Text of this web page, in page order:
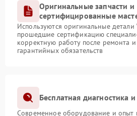
Оригинальные запчасти и
сертифицированные
Используются оригинальные детали
прошедшие сертификацию
корректную работу после ремонта
гарантийных обязательств
Бесплатная диагностика
Современное оборудование и опыт